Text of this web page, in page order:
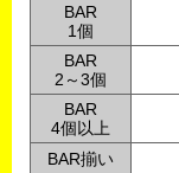
BAR
1個
BAR
2～3個
BAR
4個以上
BAR揃い